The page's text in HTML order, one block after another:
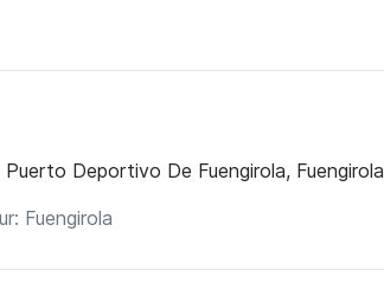
Puerto Deportivo De Fuengirola, Fuengirola